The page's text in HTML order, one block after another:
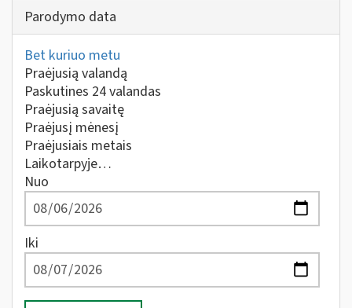
Parodymo data
Bet kuriuo metu
Praėjusią valandą
Paskutines 24 valandas
Praėjusią savaitę
Praėjusį mėnesį
Praėjusiais metais
Laikotarpyje…
Nuo
Iki